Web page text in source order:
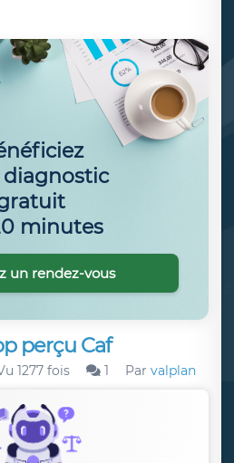
perçu Caf
1277 fois 1 Par valplan
minutes
un rendez-vous